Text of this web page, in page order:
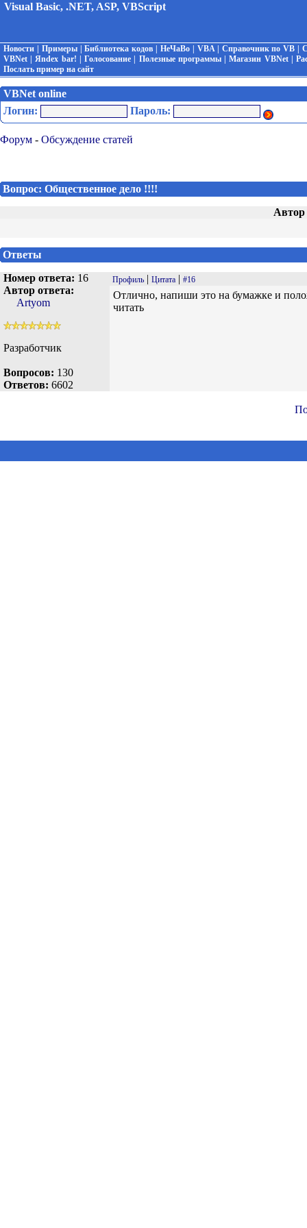
Visual Basic, .NET, ASP, VBScript
Новости Примеры|Библиотека кодов |НеЧаВо VBA| Справочник по VB |
VBNet |Яndex bar! |Голосование Полезные программы|Магазин VBNet|
Послать пример на сайт
VBNet online
Логин:
Пароль:
Форум - Обсуждение статей
Вопрос: Общественное дело !!!!
Автор
Ответы
Номер ответа: 16
Автор ответа:
Artyom
Разработчик
Вопросов: 130
Ответов: 6602
Профиль | Цитата | #16
Отлично, напиши это на бумажке и
читать